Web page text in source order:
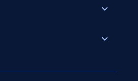
expand_more
expand_more